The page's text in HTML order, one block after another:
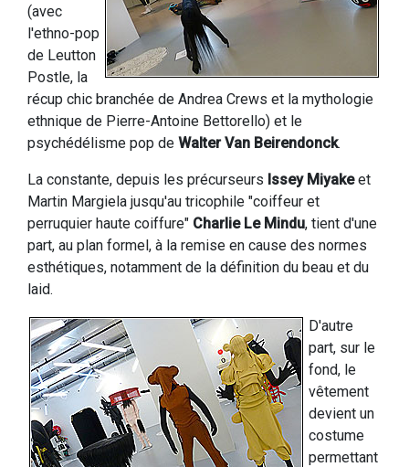
(avec
l'ethno-pop
de Leutton
Postle, la
récup chic branchée de Andrea Crews et la mythologie
ethnique de Pierre-Antoine Bettorello) et le
psychédélisme pop de Walter Van Beirendonck.
La constante, depuis les précurseurs Issey Miyakeet
Martin Margiela jusqu'au tricophile "coiffeur et
perruquier haute coiffure" Charlie Le Mindu, tient d'une
part, au plan formel, à la remise en cause des normes
esthétiques, notamment de la définition du beau et du
laid.
D'autre
part, sur le
fond, le
vêtement
devient un
costume
permettant